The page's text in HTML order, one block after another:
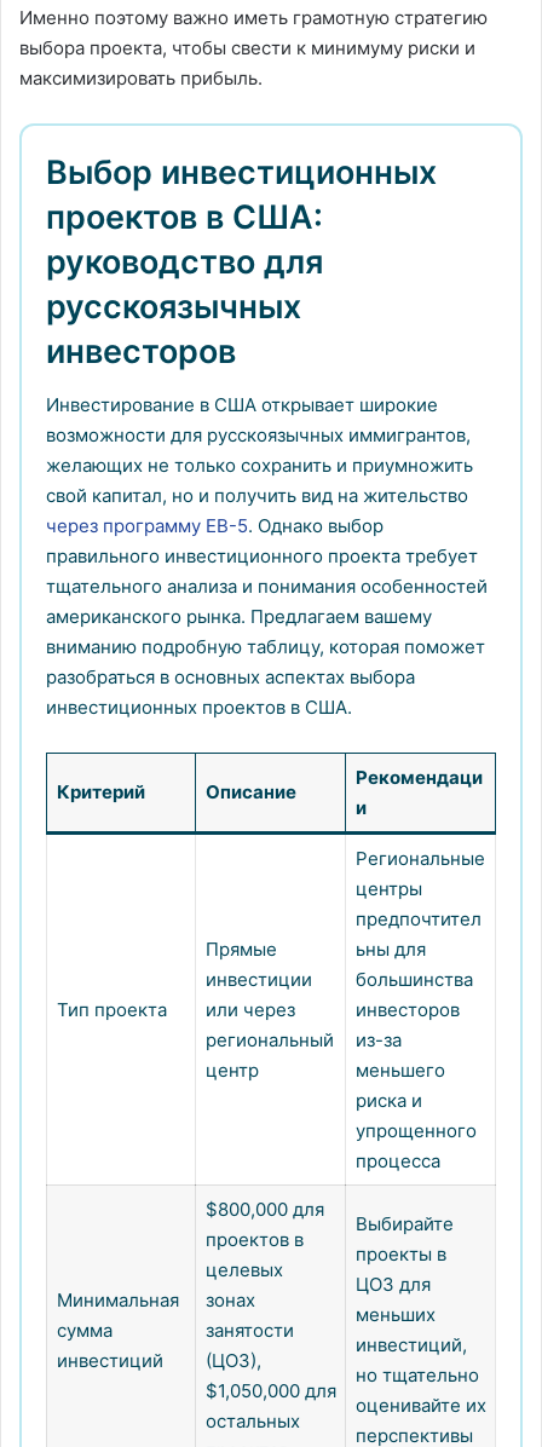
Именно поэтому важно иметь грамотную стратегию
выбора проекта, чтобы свести к минимуму риски и
максимизировать прибыль.
Выбор инвестиционных
проектов в США:
руководство для
русскоязычных
инвесторов
Инвестирование в США открывает широкие
возможности для русскоязычных иммигрантов,
желающих не только сохранить и приумножить
свой капитал, но и получить вид на жительство
через программу EB-5. Однако выбор
правильного инвестиционного проекта требует
тщательного анализа и понимания особенностей
американского рынка. Предлагаем вашему
вниманию подробную таблицу, которая поможет
разобраться в основных аспектах выбора
инвестиционных проектов в США.
Критерий Описание
Рекомендаци
и
Тип проекта
Прямые
инвестиции
или через
региональный
центр
Региональные
центры
предпочтител
ьны для
большинства
инвесторов
из-за
меньшего
риска и
упрощенного
процесса
Минимальная
сумма
инвестиций
$800,000 для
проектов в
целевых
зонах
занятости
(ЦОЗ),
$1,050,000 для
остальных
Выбирайте
проекты в
ЦОЗ для
меньших
инвестиций,
но тщательно
оценивайте их
перспективы